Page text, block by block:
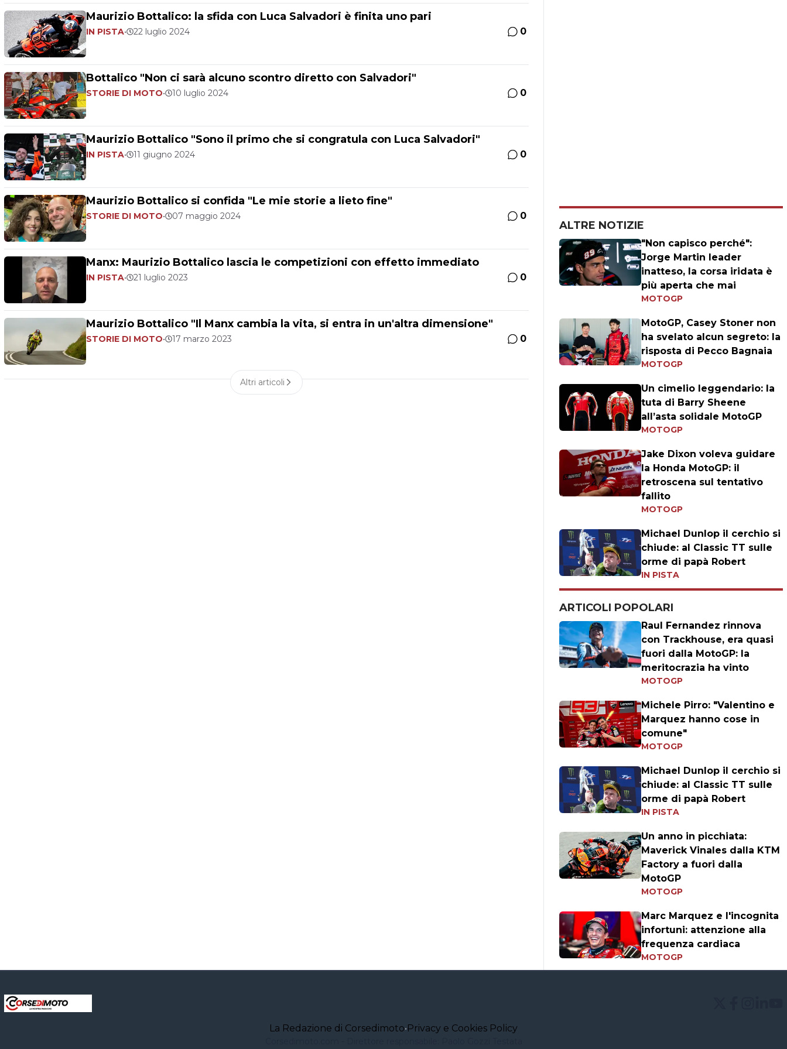
Maurizio Bottalico: la sfida con Luca Salvadori è finita uno pari
IN PISTA• 22 luglio 2024 0
Bottalico "Non ci sarà alcuno scontro diretto con Salvadori"
STORIE DI MOTO• 10 luglio 2024 0
Maurizio Bottalico "Sono il primo che si congratula con Luca Salvadori"
IN PISTA• 11 giugno 2024 0
Maurizio Bottalico si confida "Le mie storie a lieto fine"
STORIE DI MOTO• 07 maggio 2024 0
Manx: Maurizio Bottalico lascia le competizioni con effetto immediato
IN PISTA• 21 luglio 2023 0
Maurizio Bottalico "Il Manx cambia la vita, si entra in un'altra dimensione"
STORIE DI MOTO• 17 marzo 2023 0
Altri articoli
ALTRE NOTIZIE
"Non capisco perché":
Jorge Martin leader
inatteso, la corsa iridata è
più aperta che mai
MOTOGP
MotoGP, Casey Stoner non
ha svelato alcun segreto: la
risposta di Pecco Bagnaia
MOTOGP
Un cimelio leggendario: la
tuta di Barry Sheene
all’asta solidale MotoGP
MOTOGP
Jake Dixon voleva guidare
la Honda MotoGP: il
retroscena sul tentativo
fallito
MOTOGP
Michael Dunlop il cerchio si
chiude: al Classic TT sulle
orme di papà Robert
IN PISTA
ARTICOLI POPOLARI
Raul Fernandez rinnova
con Trackhouse, era quasi
fuori dalla MotoGP: la
meritocrazia ha vinto
MOTOGP
Michele Pirro: "Valentino e
Marquez hanno cose in
comune"
MOTOGP
Michael Dunlop il cerchio si
chiude: al Classic TT sulle
orme di papà Robert
IN PISTA
Un anno in picchiata:
Maverick Vinales dalla KTM
Factory a fuori dalla
MotoGP
MOTOGP
Marc Marquez e l'incognita
infortuni: attenzione alla
frequenza cardiaca
MOTOGP
La Redazione di Corsedimoto•Privacy e Cookies Policy